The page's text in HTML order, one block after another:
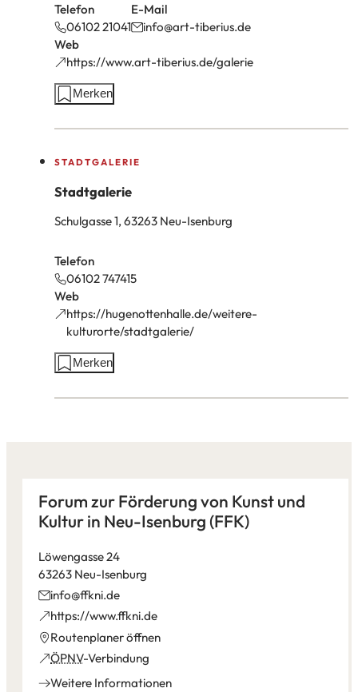
Telefon
06102 21041
E-Mail
info art-tiberius de
Web
https://www.art-tiberius.de/galerie
(Öffnet
in
einem
Tab)
Aktionen
auf
dieser
Merken
STADTGALERIE
Stadtgalerie
Schulgasse 1, 63263 Neu-Isenburg
Telefon
06102 747415
Web
https://hugenottenhalle.de/weitere-
kulturorte/stadtgalerie/
(Öffnet
einem
Tab)
Aktionen
auf
dieser
Merken
Forum zur Förderung von Kunst und
Kultur in Neu-Isenburg (FFK)
Löwengasse 24
63263 Neu-Isenburg
info ffkni de
https://www.ffkni.de
(Öffnet
in
einem
neuen
Tab)
Routenplaner öffnen
(Öffnet
in ÖPNV-Verbindung
(Öffnet
in Weitere Informationen